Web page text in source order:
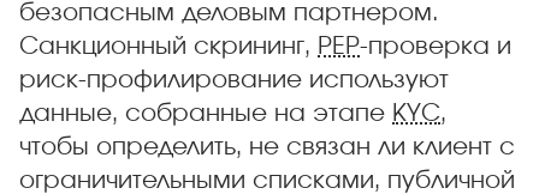
безопасным деловым партнером.
Санкционный скрининг, PEP-проверка и
риск-профилирование используют
данные, собранные на этапе KYC,
чтобы определить, не связан ли клиент с
ограничительными списками, публичной